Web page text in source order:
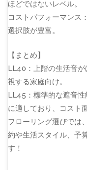
ほどではないレベル。
コストパフォーマンス
選択肢が豊富。
【まとめ】
LL40：上階の生活音
視する家庭向け。
LL45：標準的な遮音
に適しており、コスト
フローリング選びでは
約や生活スタイル、予
す！